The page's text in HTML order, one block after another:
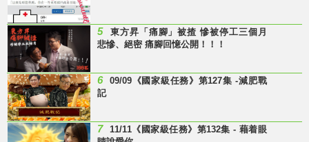
5
東方昇「痛腳」被揸 慘被停工三個月
悲慘、絕密 痛腳回憶公開！！！
6
09/09《國家級任務》第127集 -減肥戰
記
7
11/11《國家級任務》第132集 - 藉着眼